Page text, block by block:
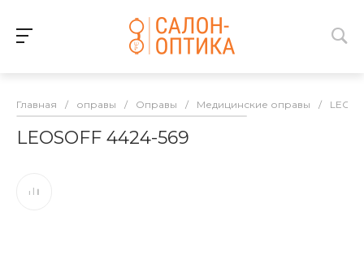
Главная / оправы / Оправы / Медицинские оправы /
LEOSOFF 4424-569